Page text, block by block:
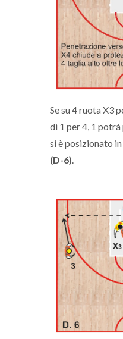
Se su 4 ruota X3
di 1 per 4, 1 potrà
si è posizionato
(D-6)